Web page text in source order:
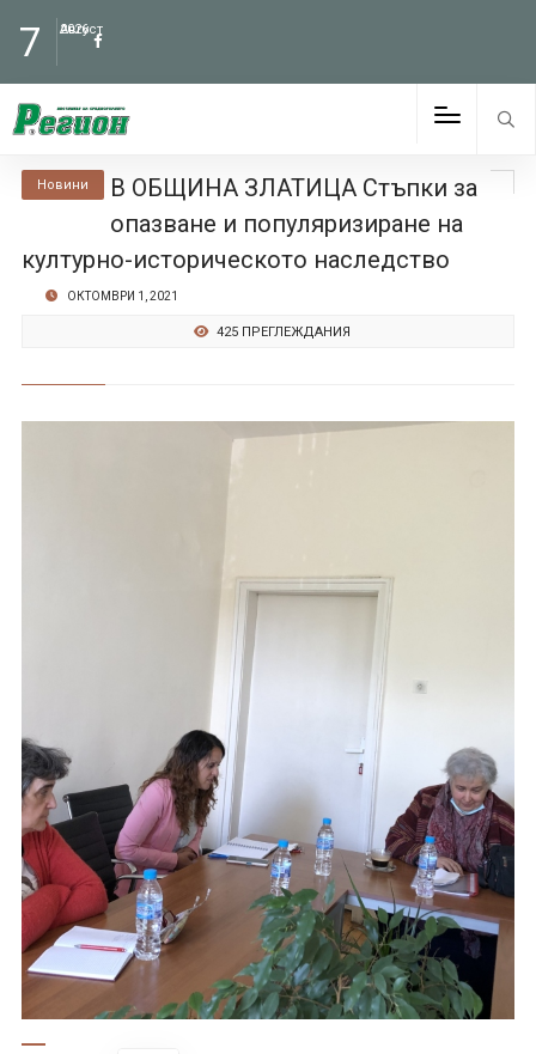
7 Август
2026
Новини
В ОБЩИНА ЗЛАТИЦА Стъпки за
опазване и популяризиране на
културно-историческото наследство
ОКТОМВРИ 1, 2021
425 ПРЕГЛЕЖДАНИЯ